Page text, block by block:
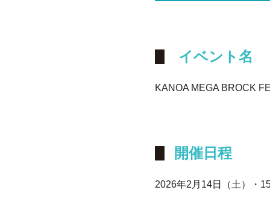
イベント名
KANOA MEGA BROCK
開催日程
2026年2月14日（土）・